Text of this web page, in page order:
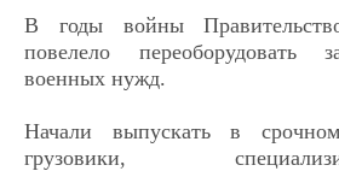
В годы войны
повелело переоборудовать
военных нужд.
Начали выпускать в
грузовики,